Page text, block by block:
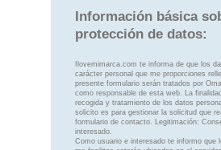
Información básica
protección de datos:
Ilovemimarca.com te informa de que los
carácter personal que me proporciones
presente formulario serán tratados por
como responsable de esta web. La
recogida y tratamiento de los datos
solicito es para gestionar la solicitud que
formulario de contacto. Legitimación:
interesado.
Como usuario e interesado te informo que